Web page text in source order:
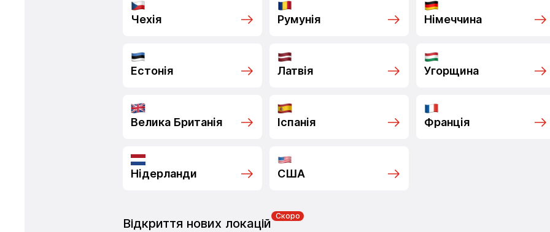
Чехія Румунія Німеччина
Естонія Латвія Угорщина
Велика Британія Іспанія Франція
Нідерланди США
Відкриття нових локацій
Скоро